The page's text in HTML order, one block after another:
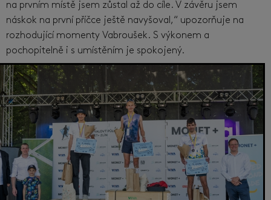
na prvním místě jsem zůstal až do cíle. V závěru jsem
náskok na první příčce ještě navyšoval,“ upozorňuje na
rozhodující momenty Vabroušek. S výkonem a
pochopitelně i s umístěním je spokojený.